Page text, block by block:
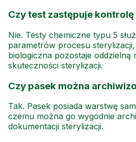
Czy test zastępuje
Nie. Testy chemiczne typu 5
parametrów procesu
biologiczna pozostaje oddzielną
skuteczności sterylizacji.
Czy pasek można
Tak. Pasek posiada warstwę
czemu można go wygodnie
dokumentacji sterylizacji.